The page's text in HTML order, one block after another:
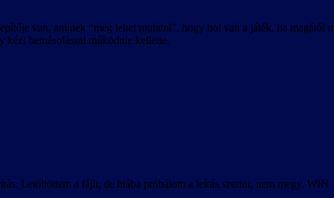
van, aminek “meg lehet mutatni”, hogy hol van a játék, ha magától
kézi bemásolással működnie kellene.
Letöltöttem a fájlt, de hiába próbálom a leírás szerint, nem megy. WIN